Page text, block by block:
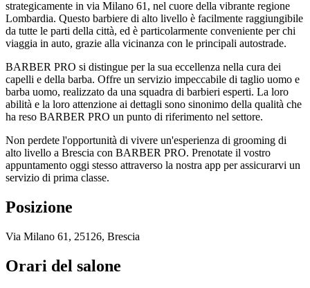
strategicamente in via Milano 61, nel cuore della vibrante regione
Lombardia. Questo barbiere di alto livello è facilmente raggiungibile
da tutte le parti della città, ed è particolarmente conveniente per chi
viaggia in auto, grazie alla vicinanza con le principali autostrade.
BARBER PRO si distingue per la sua eccellenza nella cura dei
capelli e della barba. Offre un servizio impeccabile di taglio uomo e
barba uomo, realizzato da una squadra di barbieri esperti. La loro
abilità e la loro attenzione ai dettagli sono sinonimo della qualità che
ha reso BARBER PRO un punto di riferimento nel settore.
Non perdete l'opportunità di vivere un'esperienza di grooming di
alto livello a Brescia con BARBER PRO. Prenotate il vostro
appuntamento oggi stesso attraverso la nostra app per assicurarvi un
servizio di prima classe.
Posizione
Via Milano 61, 25126, Brescia
Orari del salone